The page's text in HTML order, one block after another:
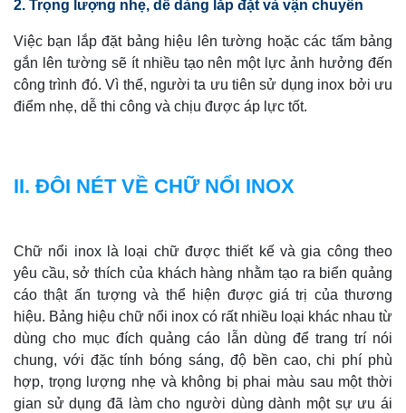
2. Trọng lượng nhẹ, dễ dàng lắp đặt và vận chuyển
Việc bạn lắp đặt bảng hiệu lên tường hoặc các tấm bảng
gắn lên tường sẽ ít nhiều tạo nên một lực ảnh hưởng đến
công trình đó. Vì thế, người ta ưu tiên sử dụng inox bởi ưu
điểm nhẹ, dễ thi công và chịu được áp lực tốt.
II. ĐÔI NÉT VỀ CHỮ NỔI INOX
Chữ nổi inox là loại chữ được thiết kế và gia công theo
yêu cầu, sở thích của khách hàng nhằm tạo ra biển quảng
cáo thật ấn tượng và thể hiện được giá trị của thương
hiệu. Bảng hiệu chữ nổi inox có rất nhiều loại khác nhau từ
dùng cho mục đích quảng cáo lẫn dùng để trang trí nói
chung, với đặc tính bóng sáng, độ bền cao, chi phí phù
hợp, trọng lượng nhẹ và không bị phai màu sau một thời
gian sử dụng đã làm cho người dùng dành một sự ưu ái